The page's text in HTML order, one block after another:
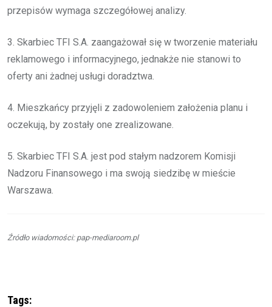
przepisów wymaga szczegółowej analizy.
3. Skarbiec TFI S.A. zaangażował się w tworzenie materiału
reklamowego i informacyjnego, jednakże nie stanowi to
oferty ani żadnej usługi doradztwa.
4. Mieszkańcy przyjęli z zadowoleniem założenia planu i
oczekują, by zostały one zrealizowane.
5. Skarbiec TFI S.A. jest pod stałym nadzorem Komisji
Nadzoru Finansowego i ma swoją siedzibę w mieście
Warszawa.
Źródło wiadomości: pap-mediaroom.pl
Tags: